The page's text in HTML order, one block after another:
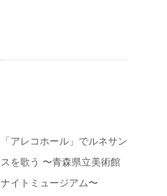
「アレコホール」でルネサン
スを歌う 〜青森県立美術館
ナイトミュージアム〜